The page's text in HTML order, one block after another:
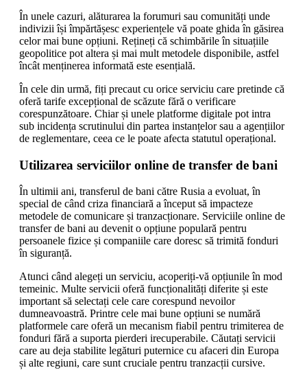
În unele cazuri, alăturarea la forumuri sau comunități unde
indivizii își împărtășesc experiențele vă poate ghida în găsirea
celor mai bune opțiuni. Rețineți că schimbările în situațiile
geopolitice pot altera și mai mult metodele disponibile, astfel
încât menținerea informată este esențială.
În cele din urmă, fiți precaut cu orice serviciu care pretinde că
oferă tarife excepțional de scăzute fără o verificare
corespunzătoare. Chiar și unele platforme digitale pot intra
sub incidența scrutinului din partea instanțelor sau a agențiilor
de reglementare, ceea ce le poate afecta statutul operațional.
Utilizarea serviciilor online de transfer de bani
În ultimii ani, transferul de bani către Rusia a evoluat, în
special de când criza financiară a început să impacteze
metodele de comunicare și tranzacționare. Serviciile online de
transfer de bani au devenit o opțiune populară pentru
persoanele fizice și companiile care doresc să trimită fonduri
în siguranță.
Atunci când alegeți un serviciu, acoperiți-vă opțiunile în mod
temeinic. Multe servicii oferă funcționalități diferite și este
important să selectați cele care corespund nevoilor
dumneavoastră. Printre cele mai bune opțiuni se numără
platformele care oferă un mecanism fiabil pentru trimiterea de
fonduri fără a suporta pierderi irecuperabile. Căutați servicii
care au deja stabilite legături puternice cu afaceri din Europa
și alte regiuni, care sunt cruciale pentru tranzacții cursive.